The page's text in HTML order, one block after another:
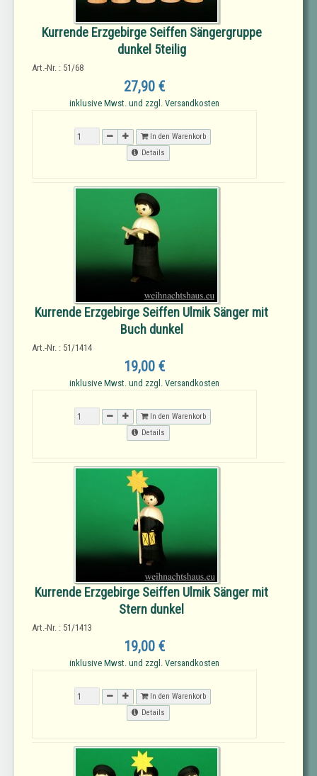
Kurrende Erzgebirge Seiffen Sängergruppe
dunkel 5teilig
Art.-Nr. : 51/68
27,90 €
inklusive Mwst. und zzgl. Versandkosten
In den Warenkorb
Details
Kurrende Erzgebirge Seiffen Ulmik Sänger mit
Buch dunkel
Art.-Nr. : 51/1414
19,00 €
inklusive Mwst. und zzgl. Versandkosten
In den Warenkorb
Details
Kurrende Erzgebirge Seiffen Ulmik Sänger mit
Stern dunkel
Art.-Nr. : 51/1413
19,00 €
inklusive Mwst. und zzgl. Versandkosten
In den Warenkorb
Details